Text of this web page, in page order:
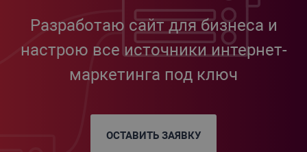
Разработаю сайт для бизнеса и
настрою все источники интернет-
маркетинга под ключ
ОСТАВИТЬ ЗАЯВКУ